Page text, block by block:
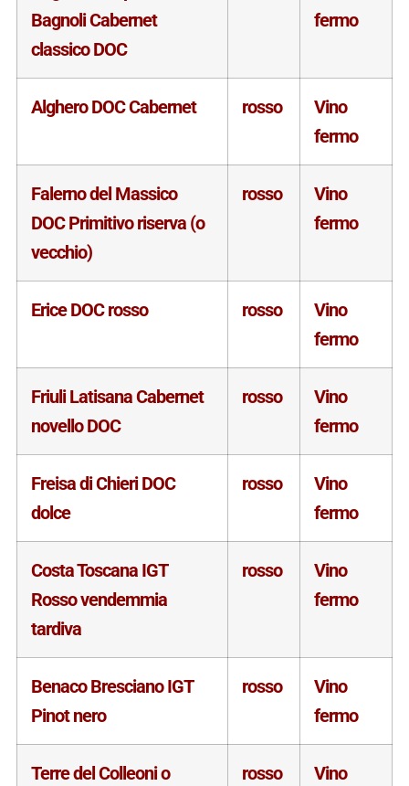
Bagnoli Cabernet
classico DOC
fermo
Alghero DOC Cabernet rosso
Vino
fermo
Falerno del Massico
DOC Primitivo riserva (o
vecchio)
rosso
Vino
fermo
Erice DOC rosso rosso
Vino
fermo
Friuli Latisana Cabernet
novello DOC
rosso
Vino
fermo
Freisa di Chieri DOC
dolce
rosso
Vino
fermo
Costa Toscana IGT
Rosso vendemmia
tardiva
rosso
Vino
fermo
Benaco Bresciano IGT
Pinot nero
rosso
Vino
fermo
Terre del Colleoni o
rosso
Vino